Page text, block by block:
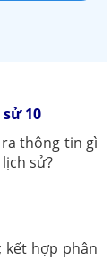
10
thông tin gì
sử?
kết hợp phân